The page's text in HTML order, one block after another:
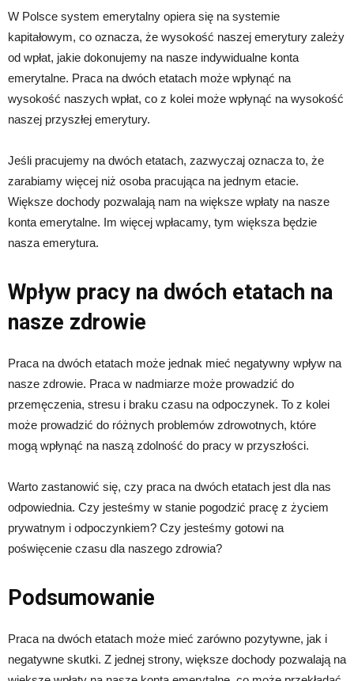
W Polsce system emerytalny opiera się na systemie
kapitałowym, co oznacza, że wysokość naszej emerytury zależy
od wpłat, jakie dokonujemy na nasze indywidualne konta
emerytalne. Praca na dwóch etatach może wpłynąć na
wysokość naszych wpłat, co z kolei może wpłynąć na wysokość
naszej przyszłej emerytury.
Jeśli pracujemy na dwóch etatach, zazwyczaj oznacza to, że
zarabiamy więcej niż osoba pracująca na jednym etacie.
Większe dochody pozwalają nam na większe wpłaty na nasze
konta emerytalne. Im więcej wpłacamy, tym większa będzie
nasza emerytura.
Wpływ pracy na dwóch etatach na
nasze zdrowie
Praca na dwóch etatach może jednak mieć negatywny wpływ na
nasze zdrowie. Praca w nadmiarze może prowadzić do
przemęczenia, stresu i braku czasu na odpoczynek. To z kolei
może prowadzić do różnych problemów zdrowotnych, które
mogą wpłynąć na naszą zdolność do pracy w przyszłości.
Warto zastanowić się, czy praca na dwóch etatach jest dla nas
odpowiednia. Czy jesteśmy w stanie pogodzić pracę z życiem
prywatnym i odpoczynkiem? Czy jesteśmy gotowi na
poświęcenie czasu dla naszego zdrowia?
Podsumowanie
Praca na dwóch etatach może mieć zarówno pozytywne, jak i
negatywne skutki. Z jednej strony, większe dochody pozwalają na